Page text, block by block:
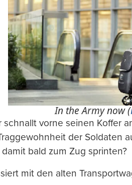
In the Army now (
schnallt vorne seinen Koffer
der Soldaten
bald zum Zug sprinten?
mit den alten